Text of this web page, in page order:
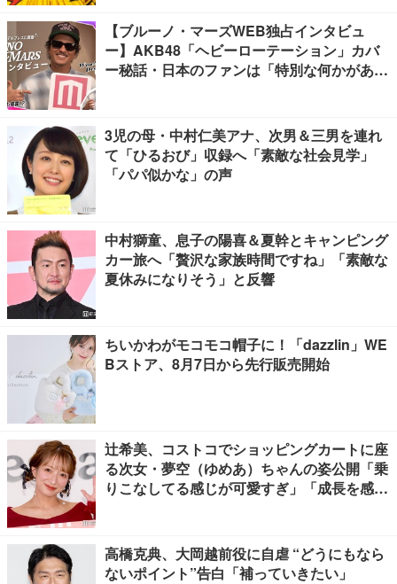
【ブルーノ・マーズWEB独占インタビュ
ー】AKB48「ヘビーローテーション」カバ
ー秘話・日本のファンは「特別な何かがあ
3児の母・中村仁美アナ、次男＆三男を連れ
て「ひるおび」収録へ「素敵な社会見学」
「パパ似かな」の声
中村獅童、息子の陽喜＆夏幹とキャンピング
カー旅へ「贅沢な家族時間ですね」「素敵な
夏休みになりそう」と反響
ちいかわがモコモコ帽子に！「dazzlin」WE
Bストア、8月7日から先行販売開始
辻希美、コストコでショッピングカートに座
る次女・夢空（ゆめあ）ちゃんの姿公開「乗
りこなしてる感じが可愛すぎ」「成長を感じ
高橋克典、大岡越前役に自虐 “どうにもなら
ないポイント”告白「補っていきたい」